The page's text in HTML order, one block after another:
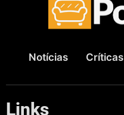
Notícias Críticas
Links